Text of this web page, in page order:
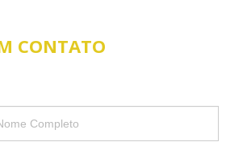
CONTATO